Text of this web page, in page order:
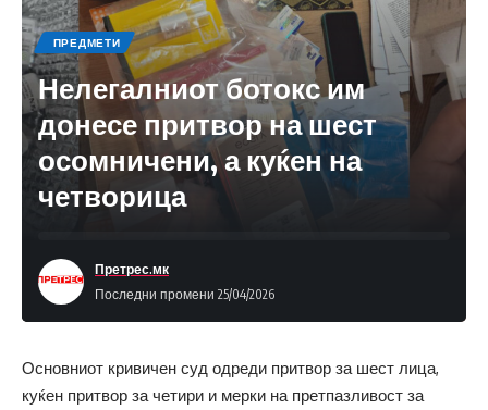
ПРЕДМЕТИ
Нелегалниот ботокс им
донесе притвор на шест
осомничени, а куќен на
четворица
Последни промени 25/04/2026
Претрес.мк
Основниот кривичен суд одреди притвор за шест лица,
куќен притвор за четири и мерки на претпазливост за